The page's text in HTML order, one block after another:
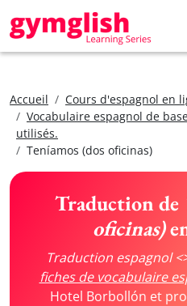
Accueil
Cours d'espagnol en
Vocabulaire espagnol de
utilisés.
Teníamos (dos oficinas)
Traduction de
oficinas)
Traduction espagnol
fiches de vocabulaire
Hotel Borbollón et